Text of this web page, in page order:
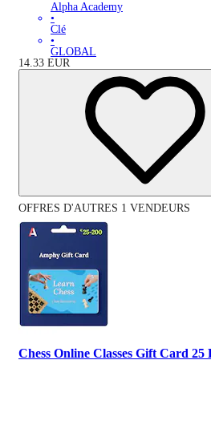
Alpha Academy
•
Clé
•
GLOBAL
14.33 EUR
OFFRES D'AUTRES 1 VENDEURS
Chess Online Classes Gift Card 25